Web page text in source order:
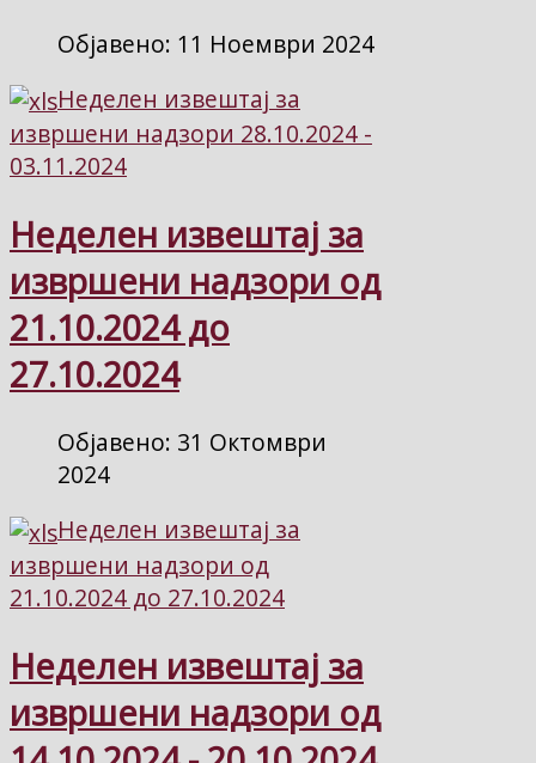
Објавено: 11 Ноември 2024
Неделен извештај за
извршени надзори 28.10.2024 -
03.11.2024
Неделен извештај за
извршени надзори од
21.10.2024 до
27.10.2024
Објавено: 31 Октомври
2024
Неделен извештај за
извршени надзори од
21.10.2024 до 27.10.2024
Неделен извештај за
извршени надзори од